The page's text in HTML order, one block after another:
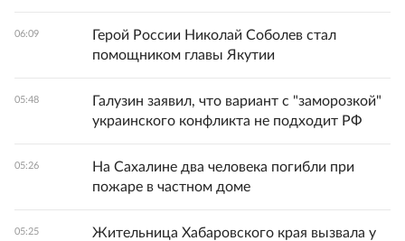
06:09
Герой России Николай Соболев стал
помощником главы Якутии
05:48
Галузин заявил, что вариант с "заморозкой"
украинского конфликта не подходит РФ
05:26
На Сахалине два человека погибли при
пожаре в частном доме
05:25
Жительница Хабаровского края вызвала у